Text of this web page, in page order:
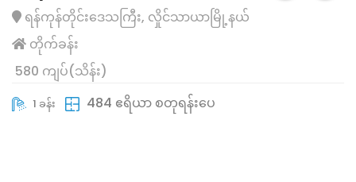
ရန်ကုန်တိုင်းဒေသကြီး, လှိုင်သာယာမြို့နယ်
တိုက်ခန်း
580 ကျပ်(သိန်း)
1 ခန်း 484 ဧရိယာ စတုရန်းပေ